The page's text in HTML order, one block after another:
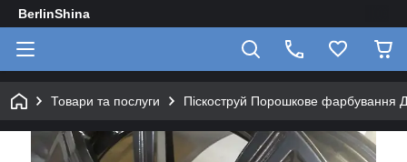
BerlinShina
Товари та послуги Піскоструй Порошкове фарбування